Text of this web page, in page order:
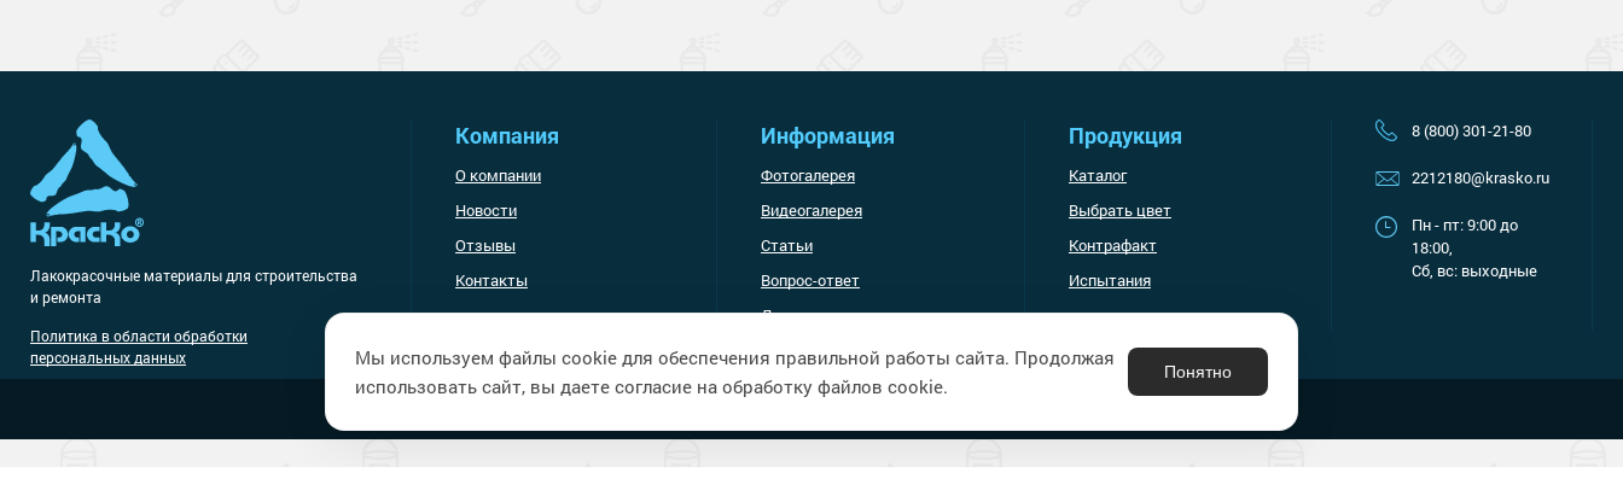
Лакокрасочные материалы для строительства
и ремонта
Компания
О компании
Новости
Отзывы
Контакты
Информация
Фотогалерея
Видеогалерея
Статьи
Вопрос-ответ
Доставка и оплата
Продукция
Каталог
Выбрать цвет
Контрафакт
Испытания
8 (800) 301-21-80
2212180@krasko.ru
Пн - пт: 9:00 до
18:00,
Сб, вс: выходные
Политика в области обработки
персональных данных
Мы используем файлы cookie для обеспечения правильной работы сайта. Продолжая
использовать сайт, вы даете согласие на обработку файлов cookie.
Понятно